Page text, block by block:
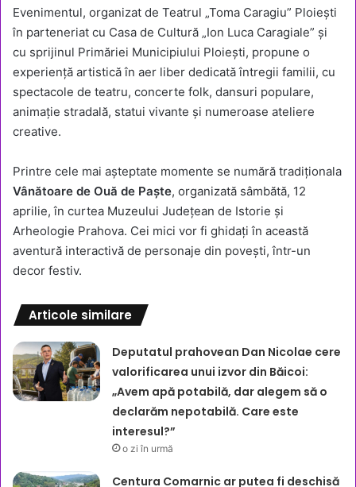
Evenimentul, organizat de Teatrul „Toma Caragiu” Ploiești
în parteneriat cu Casa de Cultură „Ion Luca Caragiale” și
cu sprijinul Primăriei Municipiului Ploiești, propune o
experiență artistică în aer liber dedicată întregii familii, cu
spectacole de teatru, concerte folk, dansuri populare,
animație stradală, statui vivante și numeroase ateliere
creative.
Printre cele mai așteptate momente se numără tradiționala
Vânătoare de Ouă de Paște, organizată sâmbătă, 12
aprilie, în curtea Muzeului Județean de Istorie și
Arheologie Prahova. Cei mici vor fi ghidați în această
aventură interactivă de personaje din povești, într-un
decor festiv.
Articole similare
Deputatul prahovean Dan Nicolae cere
valorificarea unui izvor din Băicoi:
„Avem apă potabilă, dar alegem să o
declarăm nepotabilă. Care este
interesul?”
o zi în urmă
Centura Comarnic ar putea fi deschisă